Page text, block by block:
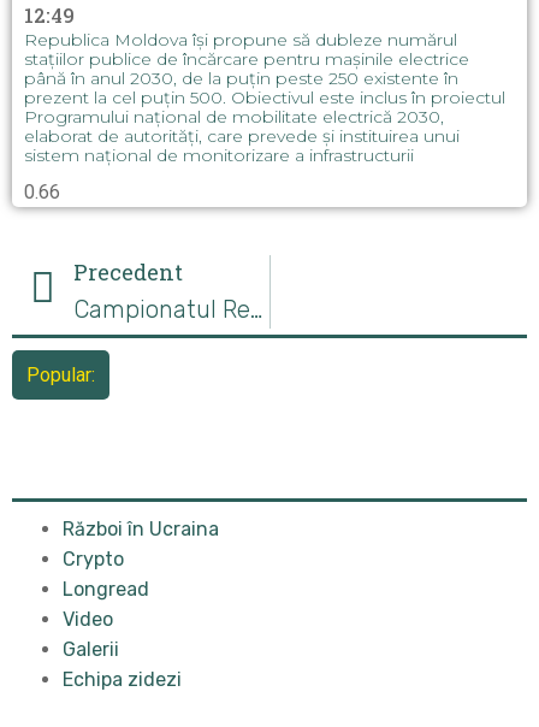
12:49
Republica Moldova își propune să dubleze numărul
stațiilor publice de încărcare pentru mașinile electrice
până în anul 2030, de la puțin peste 250 existente în
prezent la cel puțin 500. Obiectivul este inclus în proiectul
Programului național de mobilitate electrică 2030,
elaborat de autorități, care prevede și instituirea unui
sistem național de monitorizare a infrastructurii
Precedent
Campionatul Republicii Moldova la Jiu-Jitsu
Popular:
Război în Ucraina
Crypto
Longread
Video
Galerii
Echipa zidezi